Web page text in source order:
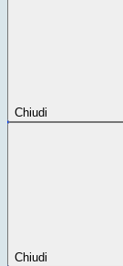
Chiudi
Chiudi